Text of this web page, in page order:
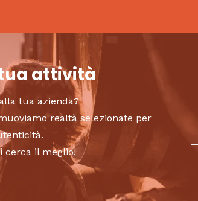
attività
tua azienda?
realtà selezionate per
cerca il meglio!